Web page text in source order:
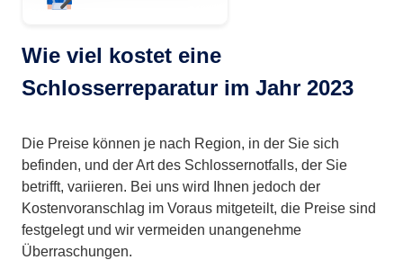
Wie viel kostet eine
Schlosserreparatur im Jahr 2023
Die Preise können je nach Region, in der Sie sich
befinden, und der Art des Schlossernotfalls, der Sie
betrifft, variieren. Bei uns wird Ihnen jedoch der
Kostenvoranschlag im Voraus mitgeteilt, die Preise sind
festgelegt und wir vermeiden unangenehme
Überraschungen.